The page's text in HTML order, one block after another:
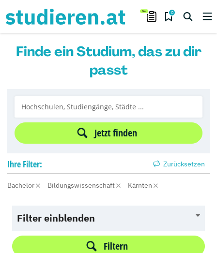
0
Finde ein Studium, das zu dir
passt
Jetzt finden
Ihre Filter: Zurücksetzen
Bachelor Bildungswissenschaft Kärnten
Filter einblenden
Filtern